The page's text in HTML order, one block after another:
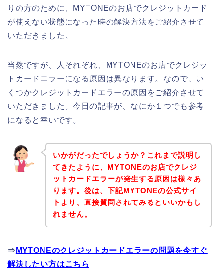
りの方のために、MYTONEのお店でクレジットカード
が使えない状態になった時の解決方法をご紹介させて
いただきました。
当然ですが、人それぞれ、MYTONEのお店でクレジッ
トカードエラーになる原因は異なります。なので、い
くつかクレジットカードエラーの原因をご紹介させて
いただきました。今日の記事が、なにか１つでも参考
になると幸いです。
いかがだったでしょうか？これまで説明し
てきたように、MYTONEのお店でクレジ
ットカードエラーが発生する原因は様々あ
ります。後は、下記MYTONEの公式サイ
トより、直接質問されてみるといいかもし
れません。
⇒ MYTONEのクレジットカードエラーの問題を今すぐ
解決したい方はこちら